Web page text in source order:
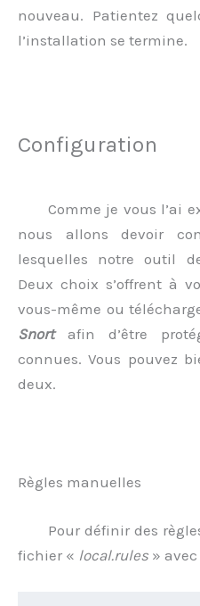
nouveau. Patientez
l’installation se termine.
Configuration
Comme je vous l’ai
nous allons devoir
lesquelles notre outil
Deux choix s’offrent à
vous-même ou
Snort
afin d’être
connues. Vous pouvez
deux.
Règles manuelles
Pour définir des
fichier « local.rules »